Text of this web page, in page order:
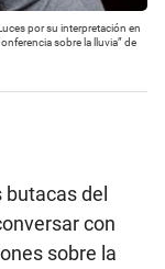
por su interpretación en
sobre la lluvia” de
butacas del
con
sobre la